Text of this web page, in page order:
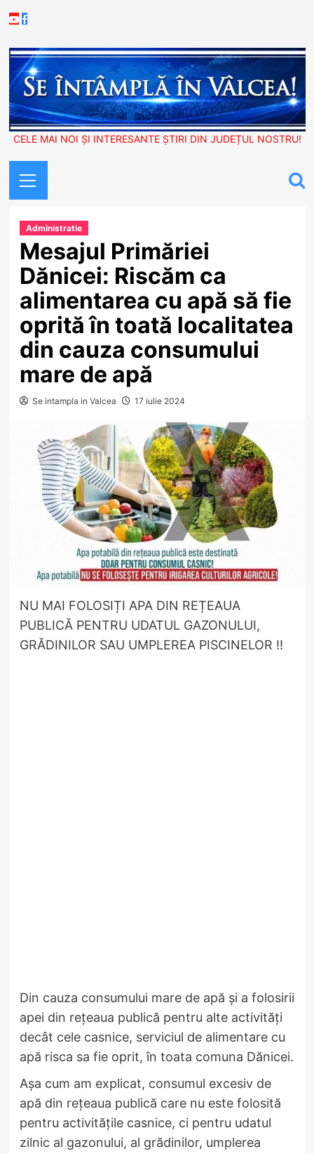
to
Youtube
Facebook
CELE MAI NOI ȘI INTERESANTE ȘTIRI DIN JUDEȚUL NOSTRU!
Menu
Administratie
Mesajul Primăriei
Dănicei: Riscăm ca
alimentarea cu apă să fie
oprită în toată localitatea
din cauza consumului
mare de apă
Se intampla in Valcea 17 iulie 2024
NU MAI FOLOSIȚI APA DIN REȚEAUA
PUBLICĂ PENTRU UDATUL GAZONULUI,
GRĂDINILOR SAU UMPLEREA PISCINELOR !!
Din cauza consumului mare de apă și a folosirii
apei din rețeaua publică pentru alte activități
decât cele casnice, serviciul de alimentare cu
apă risca sa fie oprit, în toata comuna Dănicei.
Așa cum am explicat, consumul excesiv de
apă din rețeaua publică care nu este folosită
pentru activitățile casnice, ci pentru udatul
zilnic al gazonului, al grădinilor, umplerea